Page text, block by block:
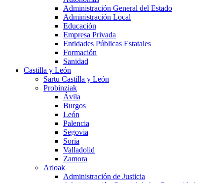
Administración General del Estado
Administración Local
Educación
Empresa Privada
Entidades Públicas Estatales
Formación
Sanidad
Castilla y León
Sartu Castilla y León
Probinziak
Ávila
Burgos
León
Palencia
Segovia
Soria
Valladolid
Zamora
Arloak
Administración de Justicia